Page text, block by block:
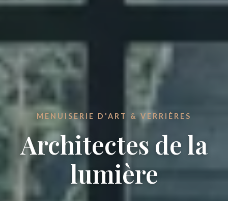
MENUISERIE D'ART & VERRIÈRES
Architectes de la
lumière